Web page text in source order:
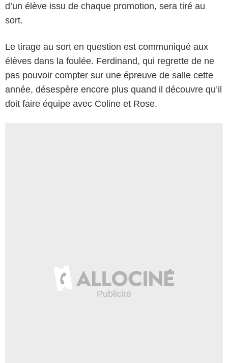
d’un élève issu de chaque promotion, sera tiré au
sort.
Le tirage au sort en question est communiqué aux
élèves dans la foulée. Ferdinand, qui regrette de ne
pas pouvoir compter sur une épreuve de salle cette
année, désespère encore plus quand il découvre qu’il
doit faire équipe avec Coline et Rose.